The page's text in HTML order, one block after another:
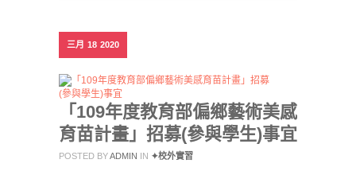
三月 18 2020
「109年度教育部偏鄉藝術美感
育苗計畫」招募(參與學生)事宜
POSTED BYADMIN IN ✦校外實習